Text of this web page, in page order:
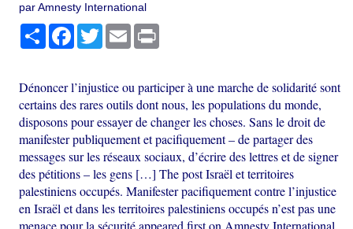
par Amnesty International
PartagerFacebook
TwitterEmail
Dénoncer l’injustice ou participer à une marche de solidarité sont
certains des rares outils dont nous, les populations du monde,
disposons pour essayer de changer les choses. Sans le droit de
manifester publiquement et pacifiquement – de partager des
messages sur les réseaux sociaux, d’écrire des lettres et de signer
des pétitions – les gens […] The post Israël et territoires
palestiniens occupés. Manifester pacifiquement contre l’injustice
en Israël et dans les territoires palestiniens occupés n’est pas une
menace pour la sécurité appeared first on Amnesty International.